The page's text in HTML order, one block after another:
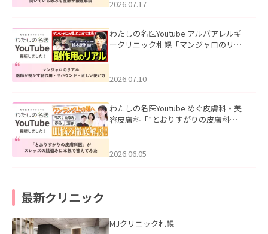
した。
2026.07.17
わたしの名医Youtube アルバアレルギ
ークリニック札幌「マンジャロのリア
た。
2026.07.10
わたしの名医Youtube めぐ皮膚科・美
容皮膚科「”とおりすがりの皮膚科
2026.06.05
最新クリニック
MJクリニック札幌